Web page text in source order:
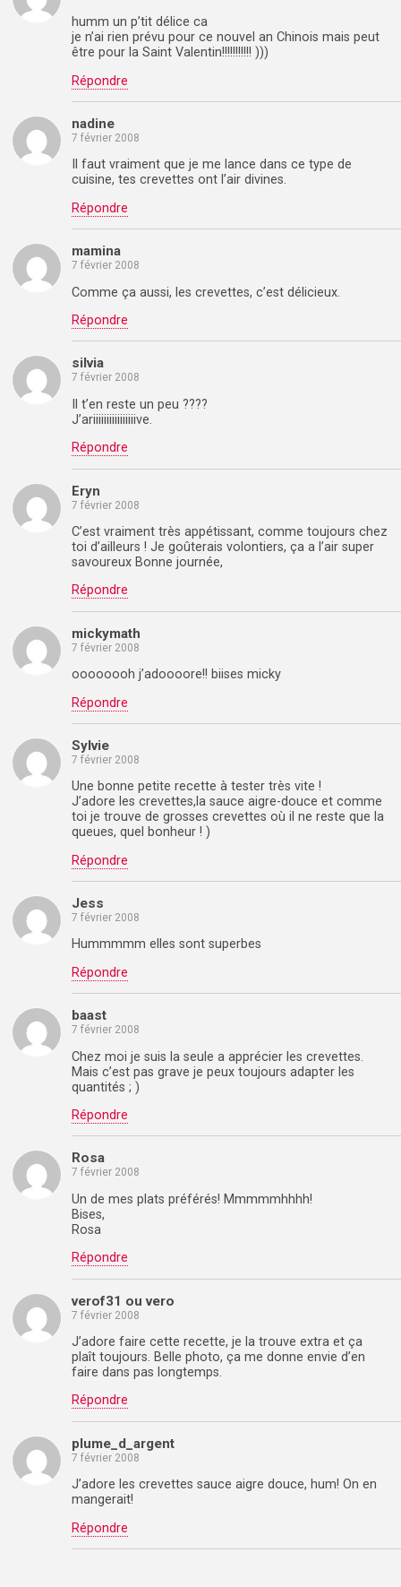
humm un p’tit délice ca
je n’ai rien prévu pour ce nouvel an Chinois mais peut
être pour la Saint Valentin!!!!!!!!!!! )))
Répondre
nadine
7 février 2008
Il faut vraiment que je me lance dans ce type de
cuisine, tes crevettes ont l’air divines.
Répondre
mamina
7 février 2008
Comme ça aussi, les crevettes, c’est délicieux.
Répondre
silvia
7 février 2008
Il t’en reste un peu ????
J’ariiiiiiiiiiiiiiiive.
Répondre
Eryn
7 février 2008
C’est vraiment très appétissant, comme toujours chez
toi d’ailleurs ! Je goûterais volontiers, ça a l’air super
savoureux Bonne journée,
Répondre
mickymath
7 février 2008
oooooooh j’adoooore!! biises micky
Répondre
Sylvie
7 février 2008
Une bonne petite recette à tester très vite !
J’adore les crevettes,la sauce aigre-douce et comme
toi je trouve de grosses crevettes où il ne reste que la
queues, quel bonheur ! )
Répondre
Jess
7 février 2008
Hummmmm elles sont superbes
Répondre
baast
7 février 2008
Chez moi je suis la seule a apprécier les crevettes.
Mais c’est pas grave je peux toujours adapter les
quantités ; )
Répondre
Rosa
7 février 2008
Un de mes plats préférés! Mmmmmhhhh!
Bises,
Rosa
Répondre
verof31 ou vero
7 février 2008
J’adore faire cette recette, je la trouve extra et ça
plaît toujours. Belle photo, ça me donne envie d’en
faire dans pas longtemps.
Répondre
plume_d_argent
7 février 2008
J’adore les crevettes sauce aigre douce, hum! On en
mangerait!
Répondre